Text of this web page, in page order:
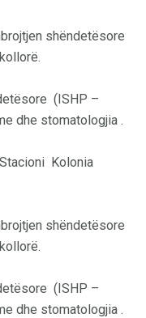
shëndetësore
(ISHP –
dhe stomatologjia .
Kolonia
shëndetësore
(ISHP –
dhe stomatologjia .